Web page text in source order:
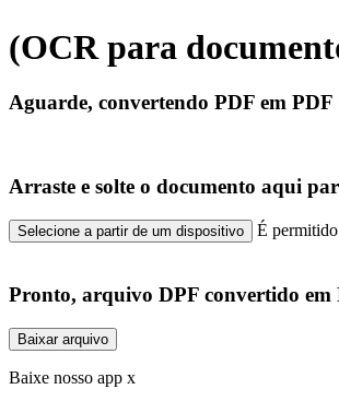
(OCR para
Aguarde, convertendo PDF em PDF
Arraste e solte o documento aqui
Selecione a partir de um dispositivo É
Pronto, arquivo DPF convertido em
Baixar arquivo
Baixe nosso app x